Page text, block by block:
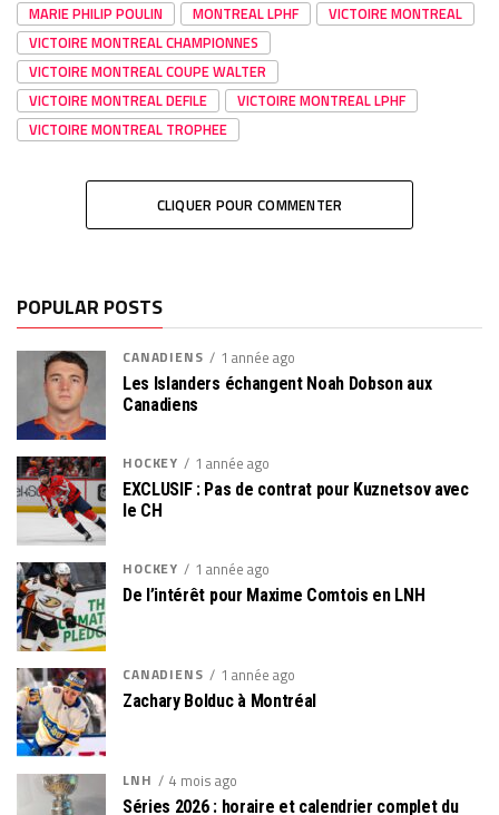
MARIE PHILIP POULIN
MONTREAL LPHF
VICTOIRE MONTREAL
VICTOIRE MONTREAL CHAMPIONNES
VICTOIRE MONTREAL COUPE WALTER
VICTOIRE MONTREAL DEFILE
VICTOIRE MONTREAL LPHF
VICTOIRE MONTREAL TROPHEE
CLIQUER POUR COMMENTER
POPULAR POSTS
CANADIENS 1 année ago
Les Islanders échangent Noah Dobson aux
Canadiens
HOCKEY 1 année ago
EXCLUSIF : Pas de contrat pour Kuznetsov avec
le CH
HOCKEY 1 année ago
De l’intérêt pour Maxime Comtois en LNH
CANADIENS 1 année ago
Zachary Bolduc à Montréal
LNH 4 mois ago
Séries 2026 : horaire et calendrier complet du